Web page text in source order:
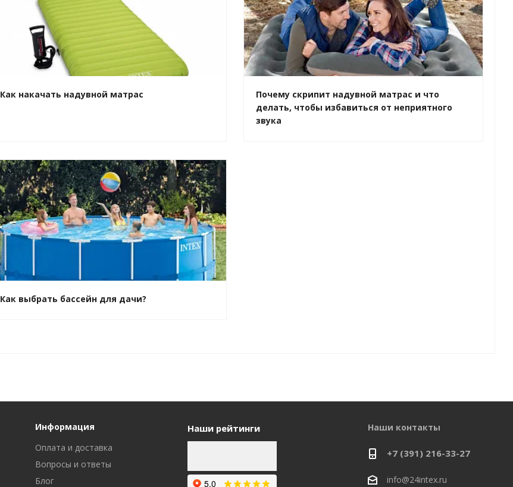
Как накачать надувной матрас
Почему скрипит надувной матрас и что
делать, чтобы избавиться от неприятного
звука
Как выбрать бассейн для дачи?
Информация
Оплата и доставка
Вопросы и ответы
Блог
Наши рейтинги Наши контакты
+7 (391) 216-33-27
info@24intex.ru